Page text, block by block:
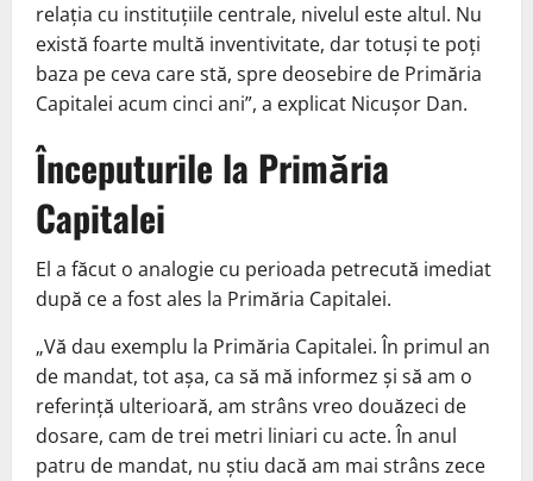
relația cu instituțiile centrale, nivelul este altul. Nu
există foarte multă inventivitate, dar totuși te poți
baza pe ceva care stă, spre deosebire de Primăria
Capitalei acum cinci ani”, a explicat Nicușor Dan.
Începuturile la Primăria
Capitalei
El a făcut o analogie cu perioada petrecută imediat
după ce a fost ales la Primăria Capitalei.
„Vă dau exemplu la Primăria Capitalei. În primul an
de mandat, tot așa, ca să mă informez și să am o
referință ulterioară, am strâns vreo douăzeci de
dosare, cam de trei metri liniari cu acte. În anul
patru de mandat, nu știu dacă am mai strâns zece